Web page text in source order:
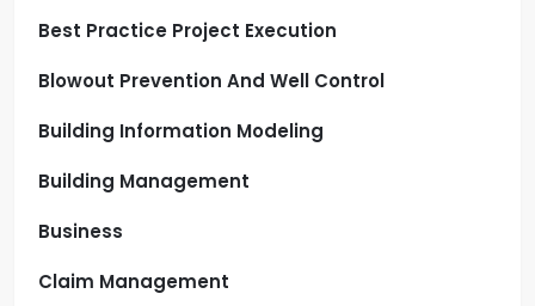
Best Practice Project Execution
Blowout Prevention And Well Control
Building Information Modeling
Building Management
Business
Claim Management